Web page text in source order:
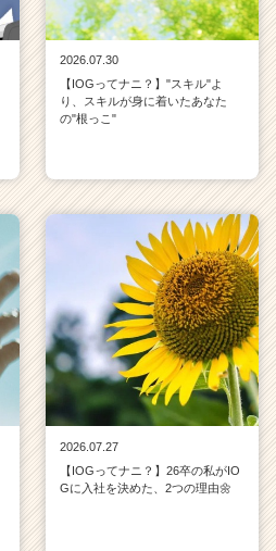
2026.07.30
【IOGってナニ？】"スキル"よ
り、スキルが身に着いたあなた
の"根っこ"
2026.07.27
【IOGってナニ？】26卒の私がIO
Gに入社を決めた、2つの理由🌼